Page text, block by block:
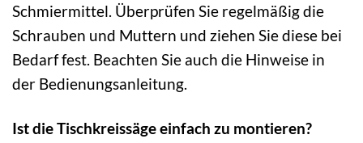
Schmiermittel. Überprüfen Sie regelmäßig die
Schrauben und Muttern und ziehen Sie diese bei
Bedarf fest. Beachten Sie auch die Hinweise in
der Bedienungsanleitung.
Ist die Tischkreissäge einfach zu montieren?